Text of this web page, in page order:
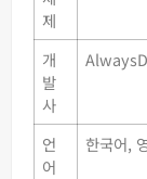
제
개
발
사
언
어
한국어,